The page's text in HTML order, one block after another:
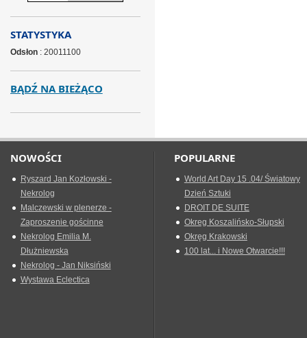
STATYSTYKA
Odsłon: 20011100
BĄDŹ NA BIEŻĄCO
NOWOŚCI
Ryszard Jan Kozłowski -
Nekrolog
Malczewski w plenerze -
Zaproszenie gościnne
Nekrolog Emilia M.
Dłużniewska
Nekrolog - Jan Niksiński
Wystawa Eclectica
POPULARNE
World Art Day 15 .04/ Światowy
Dzień Sztuki
DROIT DE SUITE
Okreg Koszalińsko-Słupski
Okręg Krakowski
100 lat... i Nowe Otwarcie!!!